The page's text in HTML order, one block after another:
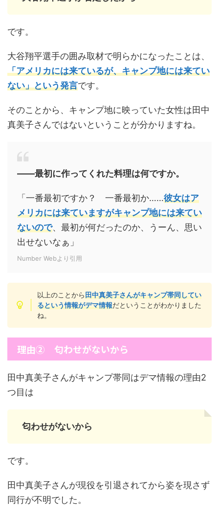
です。
大谷翔平選手の囲み取材で明らかになったことは、
「アメリカには来ているが、キャンプ地には来てい
ない」という発言です。
そのことから、キャンプ地に映っていた女性は田中
真美子さんではないということが分かりますね。
――最初に作ってくれた料理は何ですか。
「一番最初ですか？ 一番最初か……彼女はア
メリカには来ていますがキャンプ地には来てい
ないので、最初が何だったのか、うーん、思い
出せないなぁ」
Number Webより引用
以上のことから田中真美子さんがキャンプ帯同してい
るという情報がデマ情報だということがわかりました
ね。
理由② 匂わせがないから
田中真美子さんがキャンプ帯同はデマ情報の理由2
つ目は
匂わせがないから
です。
田中真美子さんが現役を引退されてから姿を現さず
同行が不明でした。